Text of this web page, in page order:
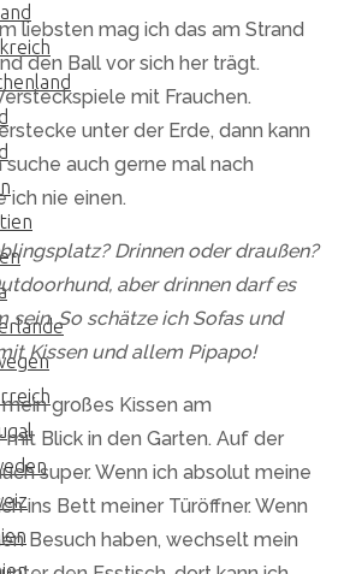
liebsten mag ich das am Strand
den Ball vor sich her trägt.
mit Frauchen.
unter der Erde, dann kann
suche auch gerne mal nach
ich nie einen.
Drinnen oder draußen?
aber drinnen darf es
sein. So schätze ich Sofas und
Kissen und allem Pipapo!
großes Kissen am
Blick in den Garten. Auf der
super. Wenn ich absolut meine
ins Bett meiner Türöffner. Wenn
Besuch haben, wechselt mein